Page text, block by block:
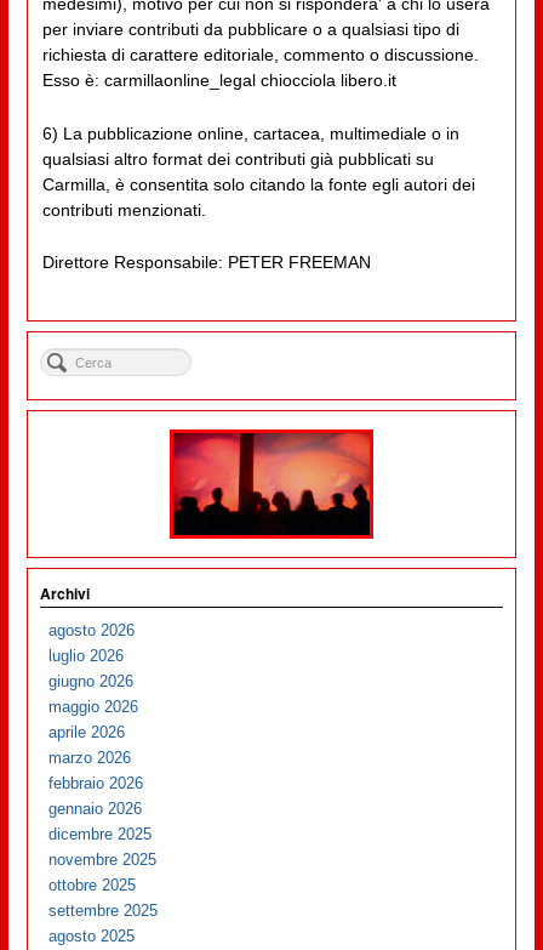
medesimi), motivo per cui non si risponderà' a chi lo userà
per inviare contributi da pubblicare o a qualsiasi tipo di
richiesta di carattere editoriale, commento o discussione.
Esso è: carmillaonline_legal chiocciola libero.it
6) La pubblicazione online, cartacea, multimediale o in
qualsiasi altro format dei contributi già pubblicati su
Carmilla, è consentita solo citando la fonte egli autori dei
contributi menzionati.
Direttore Responsabile: PETER FREEMAN
Archivi
agosto 2026
luglio 2026
giugno 2026
maggio 2026
aprile 2026
marzo 2026
febbraio 2026
gennaio 2026
dicembre 2025
novembre 2025
ottobre 2025
settembre 2025
agosto 2025